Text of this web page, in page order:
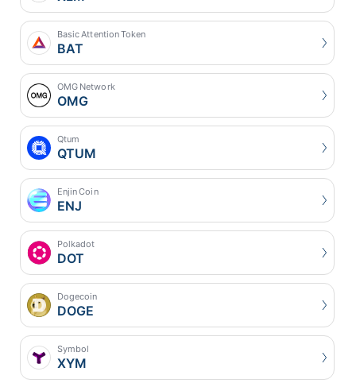
Basic Attention Token
BAT
OMG Network
OMG
Qtum
QTUM
Enjin Coin
ENJ
Polkadot
DOT
Dogecoin
DOGE
Symbol
XYM